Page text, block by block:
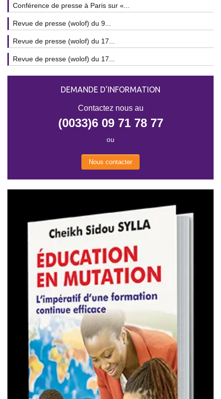
Conférence de presse à Paris sur «...
Revue de presse (wolof) du 9...
Revue de presse (wolof) du 17...
Revue de presse (wolof) du 17...
DEMANDE D'INFORMATION
Contactez nous au
(0033)6 09 71 78 77
ou
Nous contacter